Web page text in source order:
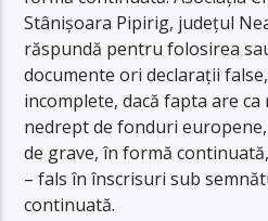
Stânișoara Pipirig, județul
răspundă pentru folosirea
documente ori declarații
incomplete, dacă fapta are
nedrept de fonduri
de grave, în formă continuată,
– fals în înscrisuri sub
continuată.